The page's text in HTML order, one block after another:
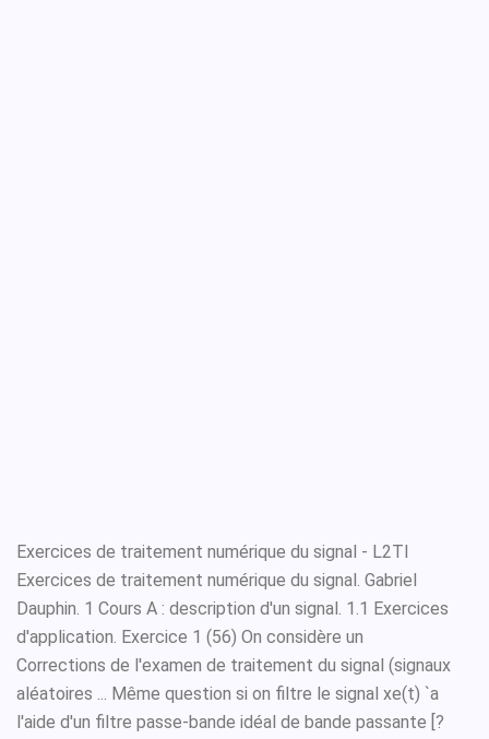
Exercices de traitement numérique du signal - L2TI
Exercices de traitement numérique du signal. Gabriel
Dauphin. 1 Cours A : description d'un signal. 1.1 Exercices
d'application. Exercice 1 (56) On considère un
Corrections de l'examen de traitement du signal (signaux
aléatoires ... Même question si on filtre le signal xe(t) `a
l'aide d'un filtre passe-bande idéal de bande passante [?